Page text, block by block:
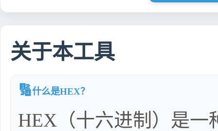
关于本工具
🔢什么是HEX？
HEX（十六进制）是一